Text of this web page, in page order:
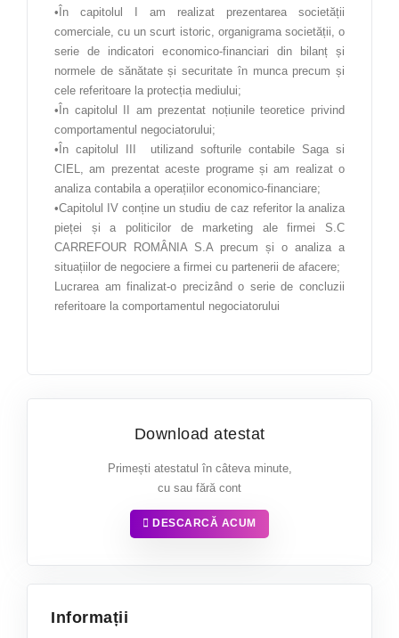
Pedagogie
Producție media
Studiul calității produselor și serviciilor
Teatru
Tehnici poligrafice
Tehnician Operator Tehnică de Calcul
Teologie
Textile pielărie
Turism
1000
de proiecte deja realizate
ATESTATE ȘI PROIECTE
•În capitolul I am realizat prezentarea societății
comerciale, cu un scurt istoric, organigrama societății, o
serie de indicatori economico-financiari din bilanț și
normele de sănătate și securitate în munca precum și
cele referitoare la protecția mediului;
•În capitolul II am prezentat noțiunile teoretice privind
comportamentul negociatorului;
•În capitolul III utilizand softurile contabile Saga si
CIEL, am prezentat aceste programe și am realizat o
analiza contabila a operațiilor economico-financiare;
•Capitolul IV conține un studiu de caz referitor la analiza
pieței și a politicilor de marketing ale firmei S.C
CARREFOUR ROMÂNIA S.A precum și o analiza a
situațiilor de negociere a firmei cu partenerii de afacere;
Lucrarea am finalizat-o precizând o serie de concluzii
referitoare la comportamentul negociatorului
Download atestat
Primești atestatul în câteva minute,
cu sau fără cont
DESCARCĂ ACUM
Informații